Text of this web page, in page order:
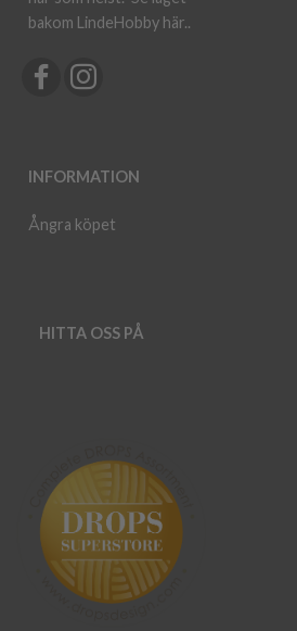
bakom LindeHobby här..
INFORMATION
Ångra köpet
HITTA OSS PÅ